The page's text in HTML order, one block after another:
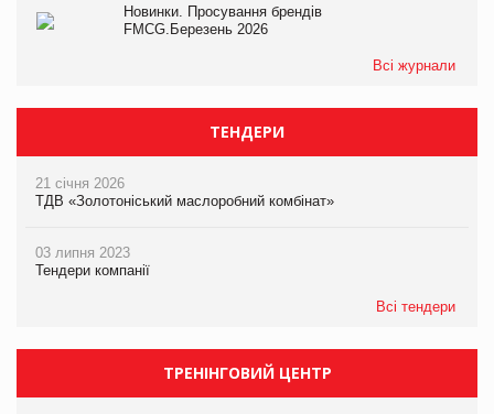
Новинки. Просування брендів
FMCG.Березень 2026
Всі журнали
ТЕНДЕРИ
21 січня 2026
ТДВ «Золотоніський маслоробний комбінат»
03 липня 2023
Тендери компанії
Всі тендери
ТРЕНІНГОВИЙ ЦЕНТР